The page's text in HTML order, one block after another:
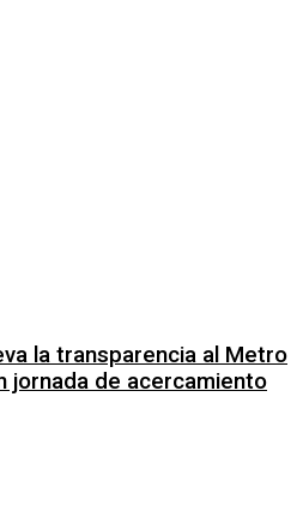
la transparencia al Metro
jornada de acercamiento